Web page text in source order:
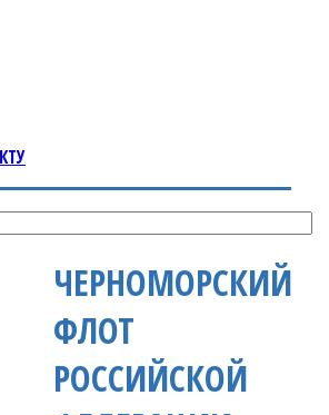
ЧЕРНОМОРСКИЙ
ФЛОТ
РОССИЙСКОЙ